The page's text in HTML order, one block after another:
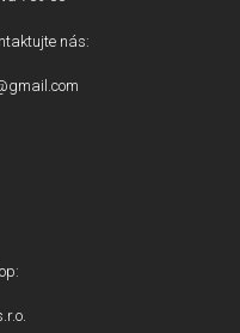
nás: